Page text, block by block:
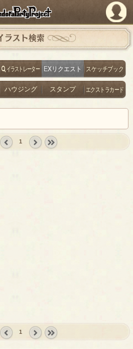
PandoraPartyProject
ラスト検索
イラストレーター EXリクエスト スケッチブック
ハウジング スタンプ エクストラカード
1
1